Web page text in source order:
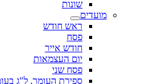
שונות
מועדים
ראש חודש
פסח
חודש אייר
יום העצמאות
פסח שני
ספירת העומר, ל"ג